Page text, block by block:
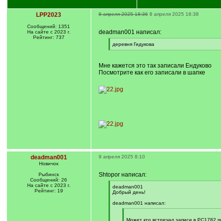
LPP2023
Сообщений: 1351
На сайте с 2023 г.
Рейтинг: 737
8 апреля 2025 18:36 8 апреля 2025 18:38
deadman001 написал:
[
q
деревня Гидукова
[
]
Мне кажется это так записали Ендуково
Посмотрите как его записали в шапке
deadman001
Новичок
Рыбинск
Сообщений: 26
На сайте с 2023 г.
Рейтинг: 19
9 апреля 2025 8:10
Shtopor написал:
[
q
deadman001
Добрый день!
deadman001 написал:
q
Может кто встречал записи в РС1782